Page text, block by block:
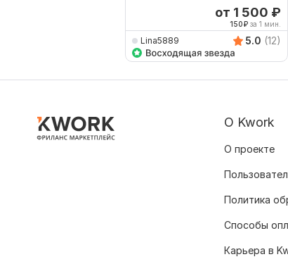
от 1 500 ₽
150₽ за 1 мин.
Lina5889 5.0 (12)
О Kwork
О проекте
Политика
Способы
Карьера в